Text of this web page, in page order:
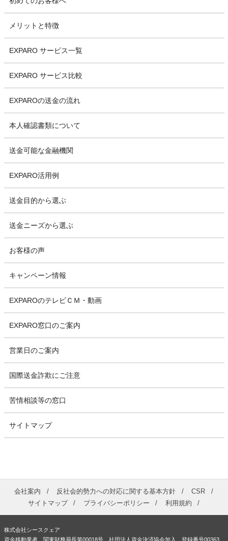
メリットと特徴
EXPARO サービス一覧
EXPARO サービス比較
EXPAROの送金の流れ
本人確認書類について
送金可能な金融機関
EXPARO活用例
送金目的から選ぶ
送金ニーズから選ぶ
お客様の声
キャンペーン情報
EXPAROのテレビＣＭ・動画
EXPARO窓口のご案内
営業日のご案内
国際送金詐欺にご注意
苦情相談等の窓口
サイトマップ
会社案内 反社会的勢力への対応に関する基本方針
CSR
サイトマップ
プライバシーポリシー 利用規約
株式会社シースクェア
資金移動業者 関東財務局長第00018号 社団法人資金決済協会加入 登録番号00363